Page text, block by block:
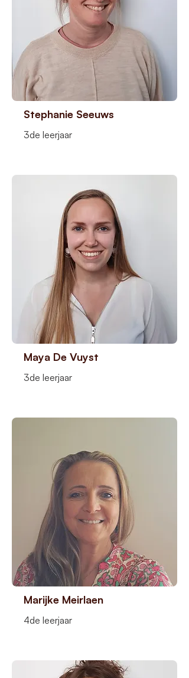
Stephanie Seeuws
3de leerjaar
Maya De Vuyst
3de leerjaar
Marijke Meirlaen
4de leerjaar